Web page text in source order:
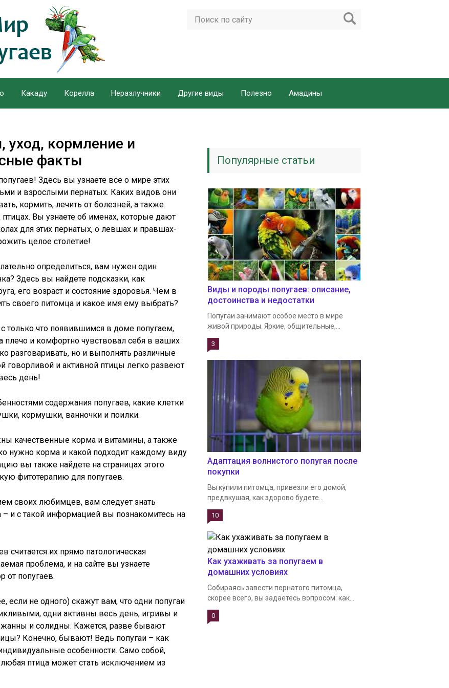
Какаду Корелла Неразлучники Другие виды Полезно Амадины
уход, кормление и
факты
Здесь вы узнаете все о мире этих
и взрослыми пернатых. Каких видов они
кормить, лечить от болезней, а также
Вы узнаете об именах, которые дают
для этих пернатых, о левшах и правшах-
целое столетие!
определиться, вам нужен один
Здесь вы найдете подсказки, как
его возраст и состояние здоровья. Чем в
своего питомца и какое имя ему выбрать?
только что появившимся в доме попугаем,
плечо и комфортно чувствовал себя в ваших
разговаривать, но и выполнять различные
и активной птицы легко развеют
день!
содержания попугаев, какие клетки
кормушки, ванночки и поилки.
качественные корма и витамины, а также
нужно корма и какой подходит каждому виду
вы также найдете на страницах этого
фитотерапию для попугаев.
своих любимцев, вам следует знать
– и с такой информацией вы познакомитесь на
считается их прямо патологическая
проблема, и на сайте вы узнаете
от попугаев.
если не одного) скажут вам, что одни попугаи
одни активны весь день, игривы и
и солидны. Кажется, разве бывают
Конечно, бывают! Ведь попугаи – как
особенности. Само собой,
птица может стать исключением из
Популярные статьи
Виды и породы попугаев: описание,
достоинства и недостатки
Попугаи занимают особое место в мире
живой природы. Яркие, общительные,...
3
Адаптация волнистого попугая после
покупки
Вы купили питомца, привезли его домой,
предвкушая, как здорово будете...
10
Как ухаживать за попугаем в
домашних условиях
Собираясь завести пернатого питомца,
скорее всего, вы задаетесь вопросом: как...
0